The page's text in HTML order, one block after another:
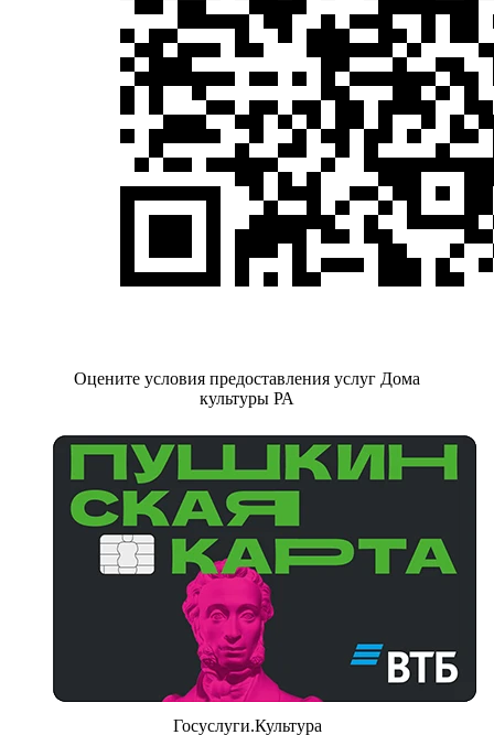
Оцените условия предоставления услуг Дома
культуры РА
Госуслуги.Культура